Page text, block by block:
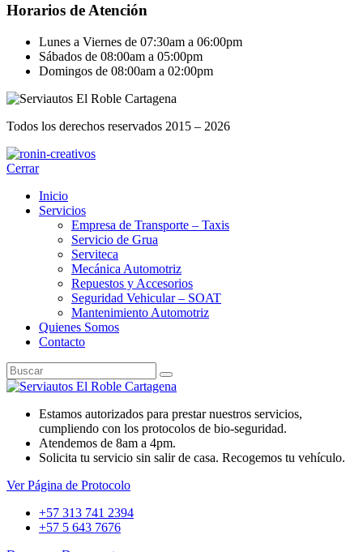
Horarios de Atención
Lunes a Viernes de 07:30am a 06:00pm
Sábados de 08:00am a 05:00pm
Domingos de 08:00am a 02:00pm
Todos los derechos reservados 2015 – 2026
Cerrar
Inicio
Servicios
Empresa de Transporte – Taxis
Servicio de Grua
Serviteca
Mecánica Automotriz
Repuestos y Accesorios
Seguridad Vehicular – SOAT
Mantenimiento Automotriz
Quienes Somos
Contacto
Estamos autorizados para prestar nuestros servicios,
cumpliendo con los protocolos de bio-seguridad.
Atendemos de 8am a 4pm.
Solicita tu servicio sin salir de casa. Recogemos tu vehículo.
Ver Página de Protocolo
+57 313 741 2394
+57 5 643 7676